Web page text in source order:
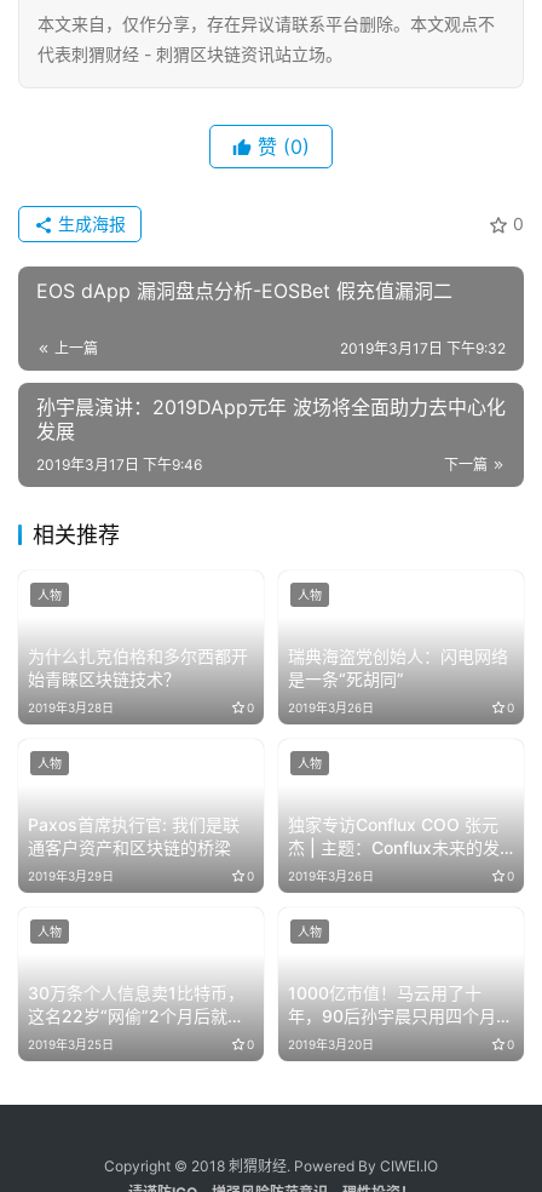
本文来自 ，仅作分享，存在异议请联系平台删除。本文观点不
代表刺猬财经 - 刺猬区块链资讯站立场。
赞 (0)
0
生成海报
EOS dApp 漏洞盘点分析-EOSBet 假充值漏洞二
上一篇 2019年3月17日 下午9:32
孙宇晨演讲：2019DApp元年 波场将全面助力去中心化
发展
下一篇
2019年3月17日 下午9:46
相关推荐
为什么扎克伯格和多尔西都开
始青睐区块链技术？
2019年3月28日 0
人物
瑞典海盗党创始人：闪电网络
是一条“死胡同”
2019年3月26日 0
人物
Paxos首席执行官: 我们是联
通客户资产和区块链的桥梁
2019年3月29日 0
人物
独家专访Conflux COO 张元
杰 | 主题：Conflux未来的发
展
2019年3月26日 0
人物
30万条个人信息卖1比特币，
这名22岁“网偷”2个月后就被
抓获
2019年3月25日 0
人物
1000亿市值！马云用了十
年，90后孙宇晨只用四个月就
做到了！
2019年3月20日 0
人物
Copyright © 2018 刺猬财经. Powered By CIWEI.IO